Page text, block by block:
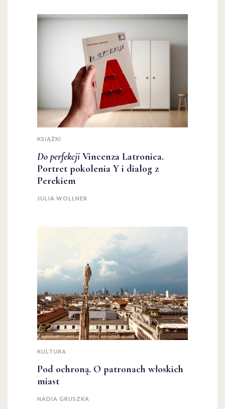
KSIĄŻKI
Do perfekcji Vincenza Latronica.
Portret pokolenia Y i dialog z
Perekiem
JULIA WOLLNER
KULTURA
Pod ochroną. O patronach włoskich
miast
NADIA GRUSZKA